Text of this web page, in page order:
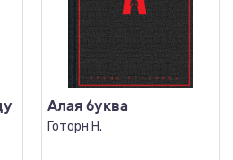
Алая буква
Готорн Н.